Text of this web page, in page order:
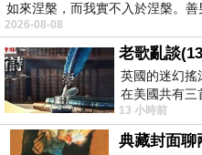
如來涅槃，而我實不入於涅槃。
2026-08-08
老歌亂談
英國的迷幻搖
在美國共有三
No》即為其
13 小時前
典藏封面聊